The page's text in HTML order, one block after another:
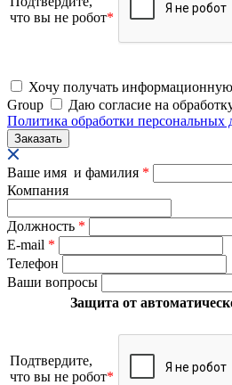
что вы не робот*
Хочу получать
Group
Даю согласие на
Политика обработки персональных
Ваше имя и фамилия *
Компания
Должность *
E-mail *
Телефон
Ваши вопросы
Защита от
Подтвердите,
что вы не робот*